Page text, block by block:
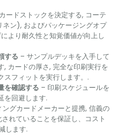
ードストックを決定する, コーテ
ネン), およびパッケージングオプ
より耐久性と知覚価値が向上し
する – サンプルデッキを入手して
, カードの厚さ, 完全な印刷実行を
スフィットを実行します。.
を確認する – 印刷スケジュールを
を回避します.
グカードメーカーと提携, 信義の
れていることを保証し、コスト
します.